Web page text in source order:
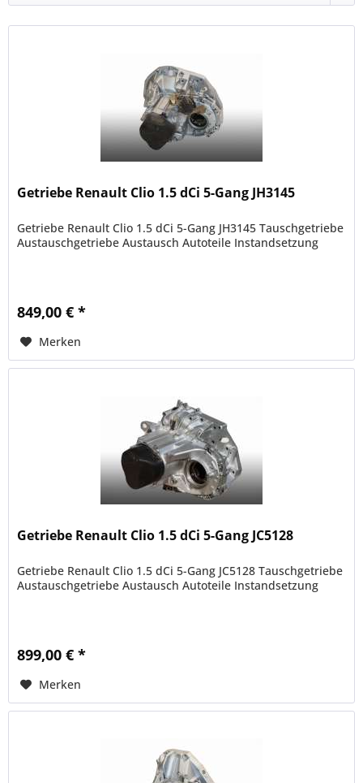
Getriebe Renault Clio 1.5 dCi 5-Gang JH3145
Getriebe Renault Clio 1.5 dCi 5-Gang JH3145 Tauschgetriebe
Austauschgetriebe Austausch Autoteile Instandsetzung
849,00 € *
Merken
Getriebe Renault Clio 1.5 dCi 5-Gang JC5128
Getriebe Renault Clio 1.5 dCi 5-Gang JC5128 Tauschgetriebe
Austauschgetriebe Austausch Autoteile Instandsetzung
899,00 € *
Merken